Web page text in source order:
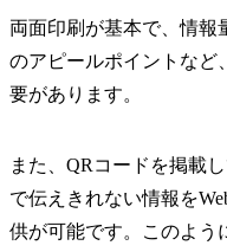
両面印刷が基本で、情報
のアピールポイントなど
要があります。
また、QRコードを掲載
で伝えきれない情報を
供が可能です。このよう